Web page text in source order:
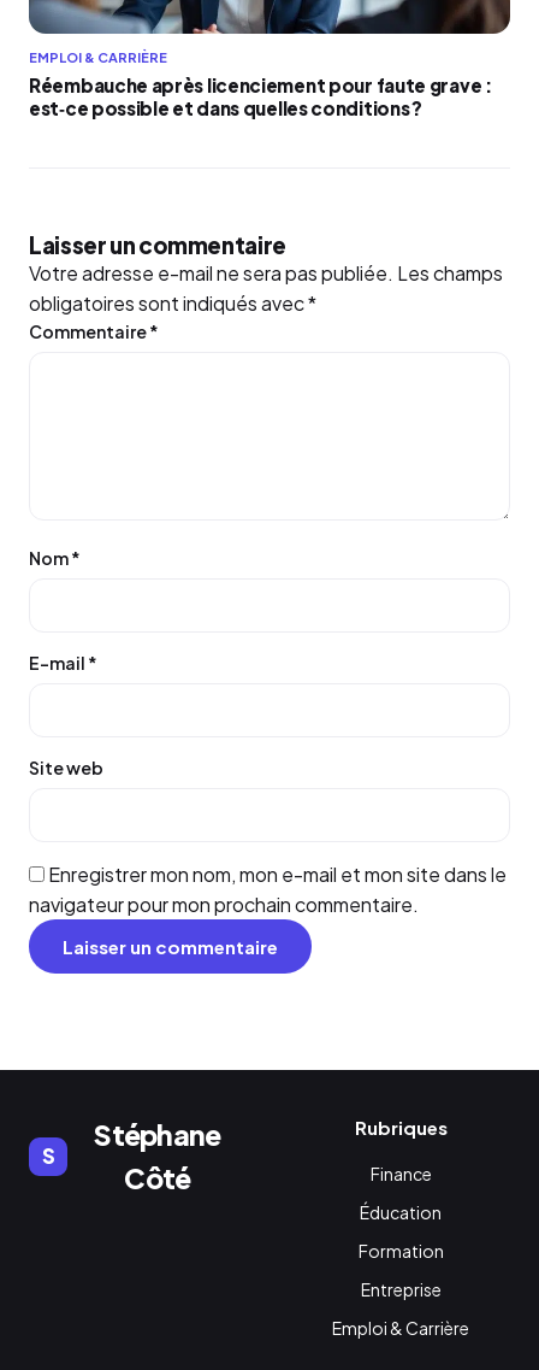
EMPLOI & CARRIÈRE
Réembauche après licenciement pour faute grave :
est‑ce possible et dans quelles conditions ?
Laisser un commentaire
Votre adresse e-mail ne sera pas publiée. Les champs
obligatoires sont indiqués avec*
Commentaire*
Nom*
E-mail *
Site web
Enregistrer mon nom, mon e-mail et mon site dans le
navigateur pour mon prochain commentaire.
S
Stéphane
Côté
Rubriques
Finance
Éducation
Formation
Entreprise
Emploi & Carrière